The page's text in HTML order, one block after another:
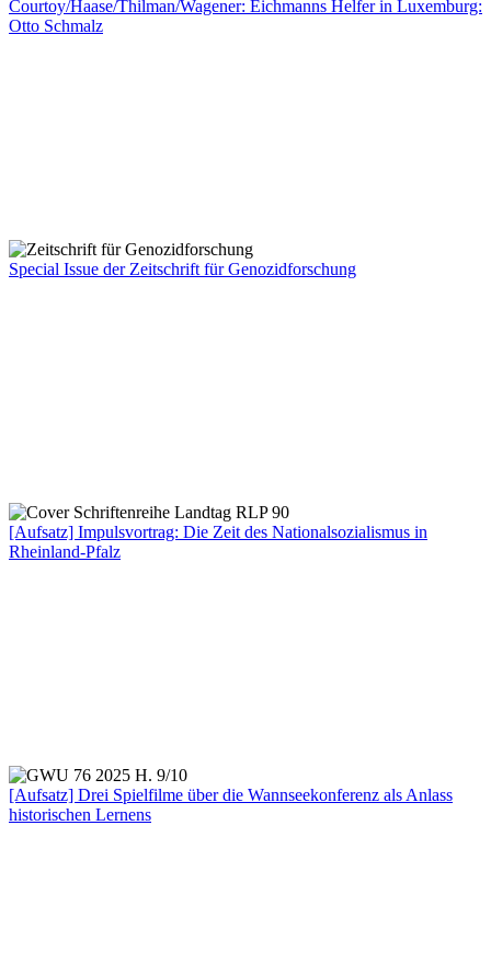
Courtoy/Haase/Thilman/Wagener: Eichmanns Helfer in Luxemburg:
Otto Schmalz
Special Issue der Zeitschrift für Genozidforschung
[Aufsatz] Impulsvortrag: Die Zeit des Nationalsozialismus in
Rheinland-Pfalz
[Aufsatz] Drei Spielfilme über die Wannseekonferenz als Anlass
historischen Lernens